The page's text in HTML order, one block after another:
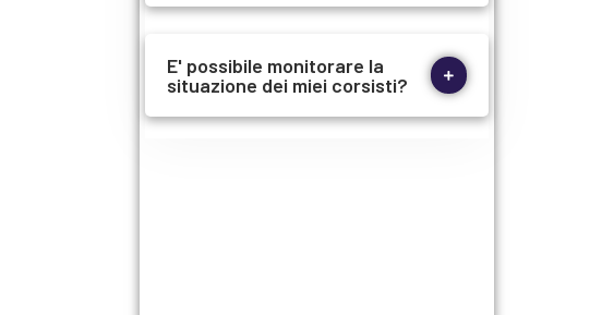
E' possibile monitorare la
situazione dei miei corsisti?